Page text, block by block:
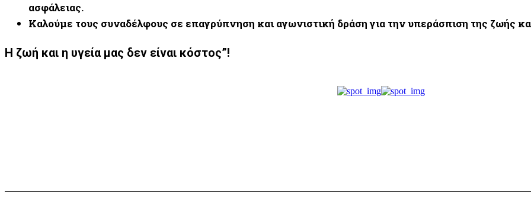
ασφάλειας.
Καλούμε τους συναδέλφους σε επαγρύπνηση και αγωνιστική δράση για την υπεράσπιση της ζωής
Η ζωή και η υγεία μας δεν είναι κόστος”!